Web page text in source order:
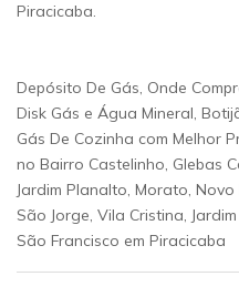
Piracicaba.
Depósito De Gás, Onde
Disk Gás e Água Mineral,
Gás De Cozinha com Melhor
no Bairro Castelinho, Glebas
Jardim Planalto, Morato,
São Jorge, Vila Cristina,
São Francisco em Piracicaba